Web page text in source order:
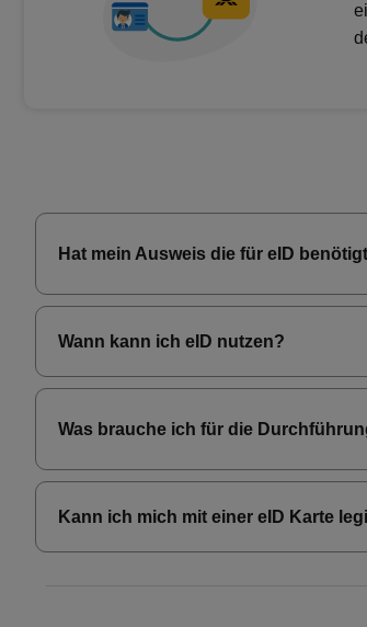
Hat mein Ausweis die für eID
Wann kann ich eID nutzen?
Was brauche ich für die
Kann ich mich mit einer eID Karte